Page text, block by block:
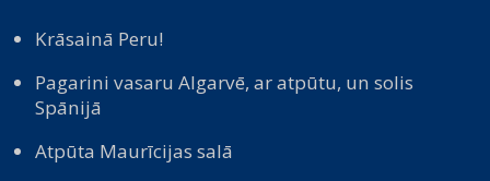
Krāsainā Peru!
Pagarini vasaru Algarvē, ar atpūtu, un solis
Spānijā
Atpūta Maurīcijas salā